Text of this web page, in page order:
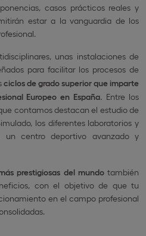
casos prácticos reales y
estar a la vanguardia de los
unas instalaciones de
para facilitar los procesos de
ciclos de grado superior que imparte
Europeo en España.
Entre los
contamos destacan el estudio de
los diferentes laboratorios y
un centro deportivo avanzado y
prestigiosas del mundotambién
con el objetivo de que tu
en el campo profesional